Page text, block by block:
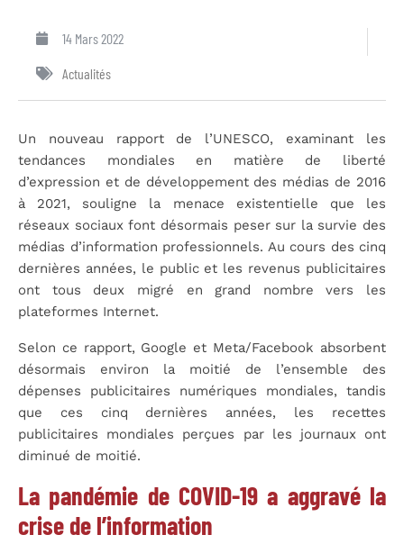
14 Mars 2022
Actualités
Un nouveau rapport de l’UNESCO, examinant les
tendances mondiales en matière de liberté
d’expression et de développement des médias de 2016
à 2021, souligne la menace existentielle que les
réseaux sociaux font désormais peser sur la survie des
médias d’information professionnels. Au cours des cinq
dernières années, le public et les revenus publicitaires
ont tous deux migré en grand nombre vers les
plateformes Internet.
Selon ce rapport, Google et Meta/Facebook absorbent
désormais environ la moitié de l’ensemble des
dépenses publicitaires numériques mondiales, tandis
que ces cinq dernières années, les recettes
publicitaires mondiales perçues par les journaux ont
diminué de moitié.
La pandémie de COVID-19 a aggravé la
crise de l’information